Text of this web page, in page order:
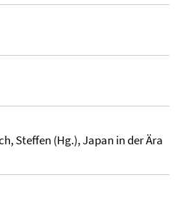
Steffen (Hg.), Japan in der Ära